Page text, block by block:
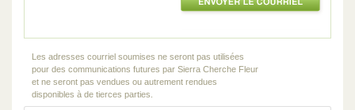
Les adresses courriel soumises ne seront pas utilisées
pour des communications futures par Sierra Cherche Fleur
et ne seront pas vendues ou autrement rendues
disponibles à de tierces parties.